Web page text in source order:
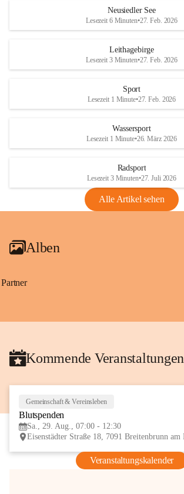
S
und den daraus folgenden wirtschaftlichen
Maßnahmen zur Bekämpfung
Rebe und der Amerikanischen
Anhang VBl. EU Nr. 18
1 Seite•1,4 MB
VBl. EU Nr. 18_2026
r
S
Neusiedler See
Lesezeit 6 Minuten•27. Feb. 2026
Leithagebirge
Lesezeit 3 Minuten•27. Feb. 2026
Sport
Lesezeit 1 Minute•27. Feb. 2026
Wassersport
Lesezeit 1 Minute•26. März 2026
Radsport
Lesezeit 3 Minuten•27. Juli 2026
Alle Artikel sehen
Alben
Partner
Kommende Veranstaltungen
Gemeinschaft & Vereinsleben
Blutspenden
Sa., 29. Aug., 07:00 - 12:30
Veranstaltungskalender